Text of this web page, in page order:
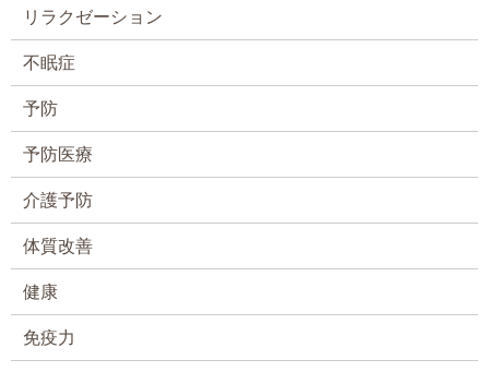
リラクゼーション
不眠症
予防
予防医療
介護予防
体質改善
健康
免疫力